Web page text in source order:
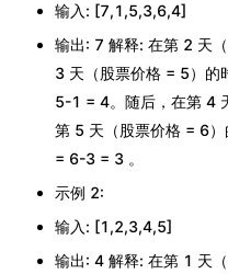
输入: [7,1,5,3,6,4]
输出: 7 解释: 在第 2 天
3 天（股票价格 = 5）的
5-1 = 4。随后，在第 4
第 5 天（股票价格 = 6
= 6-3 = 3 。
示例 2:
输入: [1,2,3,4,5]
输出: 4 解释: 在第 1 天